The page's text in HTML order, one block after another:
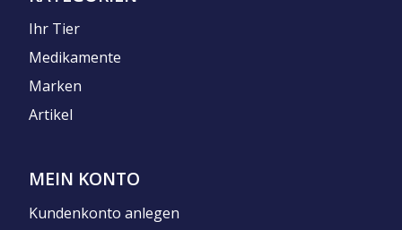
Ihr Tier
Medikamente
Marken
Artikel
MEIN KONTO
Kundenkonto anlegen